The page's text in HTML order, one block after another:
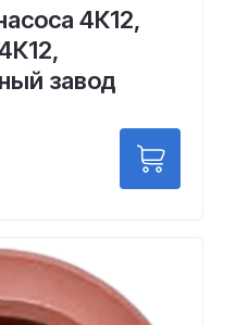
4К12,
завод